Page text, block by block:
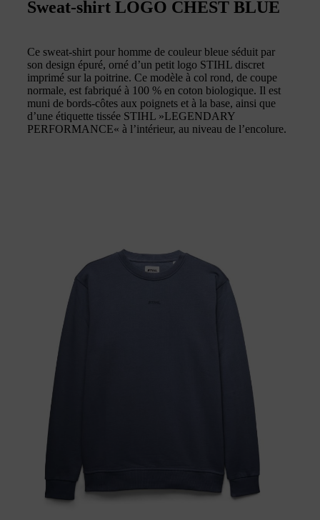
Sweat-shirt LOGO CHEST BLUE
Ce sweat-shirt pour homme de couleur bleue séduit par
son design épuré, orné d’un petit logo STIHL discret
imprimé sur la poitrine. Ce modèle à col rond, de coupe
normale, est fabriqué à 100 % en coton biologique. Il est
muni de bords-côtes aux poignets et à la base, ainsi que
d’une étiquette tissée STIHL »LEGENDARY
PERFORMANCE« à l’intérieur, au niveau de l’encolure.